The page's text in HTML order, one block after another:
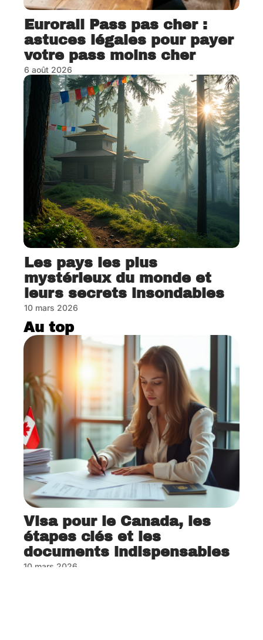
Eurorail Pass pas cher :
astuces légales pour payer
votre pass moins cher
6 août 2026
Les pays les plus
mystérieux du monde et
leurs secrets insondables
10 mars 2026
Au top
Visa pour le Canada, les
étapes clés et les
documents indispensables
10 mars 2026